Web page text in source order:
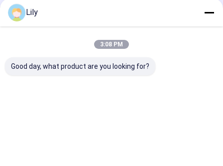
Lagerroboter
Lily
3:08 PM
Good day, what product are you looking for?